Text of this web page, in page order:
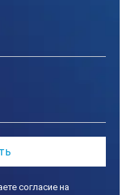
согласие на